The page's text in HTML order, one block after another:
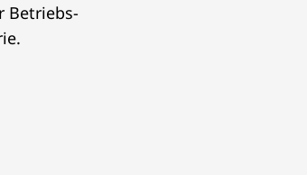
Betriebs-